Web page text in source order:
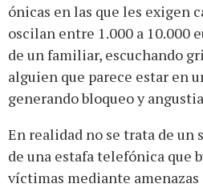
ónicas en las que les exigen
oscilan entre 1.000 a 10.000
de un familiar, escuchando
alguien que parece estar en
generando bloqueo y
En realidad no se trata de un
de una estafa telefónica que
víctimas mediante amenazas